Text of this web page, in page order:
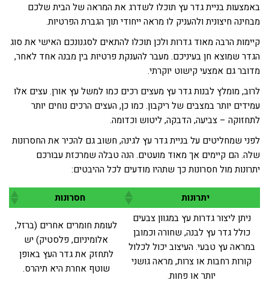
באמצעות בניית גדר עץ תוכלו לשדרג את המראה של הבית שלכם
מבחינה חיצונית ולהעניק לו מראה ייחודי תוך הגברת הפרטיות.
קיימות הרבה מאוד גדרות ולכן תוכלו להתאים לסגנונכם האישי את סוג
הגדר שמוצא חן בעיניכם. מעבר להענקת פרטיות בין מבנה אחד לאחר,
מדובר גם אמצעי קישוט יוקרתי.
לרוב, מומלץ לבנות גדר עץ מעצים רכים כמו למשל עץ אורן. עצים אלו
עמידים יותר במצבים של ריקבון. כמו כן, העצים הרכים נוחים יותר
לתחזוקה – צביעה, הדבקה, ליטוש וכדומה.
לפני שמחליטים על בניית גדר עץ לגינה, חשוב גם להכיר את החסרונות
שלה. הם קיימים אך מאוד מועטים. הנה טבלה שמרכזת עבורכם
יתרונות מול חסרונות כך שתהיו מודעים לכל ההיבטים:
יתרונות
חסרונות
ניתן ליצור גדרות עץ במגוון צבעים
כולל גדר עץ לבנה, שחורה וכמובן
במראה עץ טבעי. העיצוב יכול לכלול
קורות רחבות או צרות, מראה גושני
יותר או פחות.
לעומת חומרים אחרים (ברזל,
אלומיניום, פלסטיק) יש
לתחזק את גדר העץ באופן
שוטף אחרת היא תיהרס.